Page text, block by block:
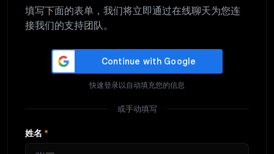
填写下面的表单，我们将立即通过在线聊天为您连
接我们的支持团队。
快速登录以自动填充您的信息
或手动填写
姓名 *